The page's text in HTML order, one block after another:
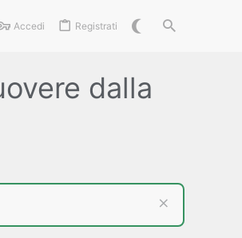
Accedi Registrati
dalla